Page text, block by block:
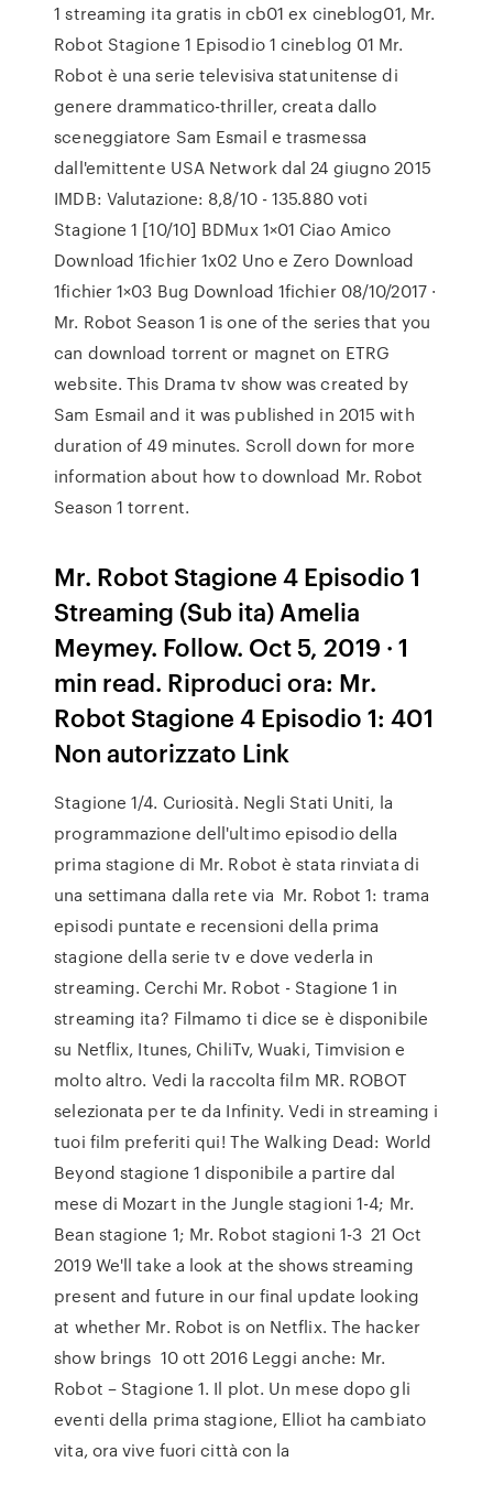
1 streaming ita gratis in cb01 ex cineblog01, Mr.
Robot Stagione 1 Episodio 1 cineblog 01 Mr.
Robot è una serie televisiva statunitense di
genere drammatico-thriller, creata dallo
sceneggiatore Sam Esmail e trasmessa
dall'emittente USA Network dal 24 giugno 2015
IMDB: Valutazione: 8,8/10 - ‎135.880 voti
Stagione 1 [10/10] BDMux 1×01 Ciao Amico
Download 1fichier 1x02 Uno e Zero Download
1fichier 1×03 Bug Download 1fichier 08/10/2017 ·
Mr. Robot Season 1 is one of the series that you
can download torrent or magnet on ETRG
website. This Drama tv show was created by
Sam Esmail and it was published in 2015 with
duration of 49 minutes. Scroll down for more
information about how to download Mr. Robot
Season 1 torrent.
Mr. Robot Stagione 4 Episodio 1
Streaming (Sub ita) Amelia
Meymey. Follow. Oct 5, 2019 · 1
min read. Riproduci ora: Mr.
Robot Stagione 4 Episodio 1: 401
Non autorizzato Link
Stagione 1/4. Curiosità. Negli Stati Uniti, la
programmazione dell'ultimo episodio della
prima stagione di Mr. Robot è stata rinviata di
una settimana dalla rete via Mr. Robot 1: trama
episodi puntate e recensioni della prima
stagione della serie tv e dove vederla in
streaming. Cerchi Mr. Robot - Stagione 1 in
streaming ita? Filmamo ti dice se è disponibile
su Netflix, Itunes, ChiliTv, Wuaki, Timvision e
molto altro. Vedi la raccolta film MR. ROBOT
selezionata per te da Infinity. Vedi in streaming i
tuoi film preferiti qui! The Walking Dead: World
Beyond stagione 1 disponibile a partire dal
mese di Mozart in the Jungle stagioni 1-4; Mr.
Bean stagione 1; Mr. Robot stagioni 1-3 21 Oct
2019 We'll take a look at the shows streaming
present and future in our final update looking
at whether Mr. Robot is on Netflix. The hacker
show brings 10 ott 2016 Leggi anche: Mr.
Robot – Stagione 1. Il plot. Un mese dopo gli
eventi della prima stagione, Elliot ha cambiato
vita, ora vive fuori città con la